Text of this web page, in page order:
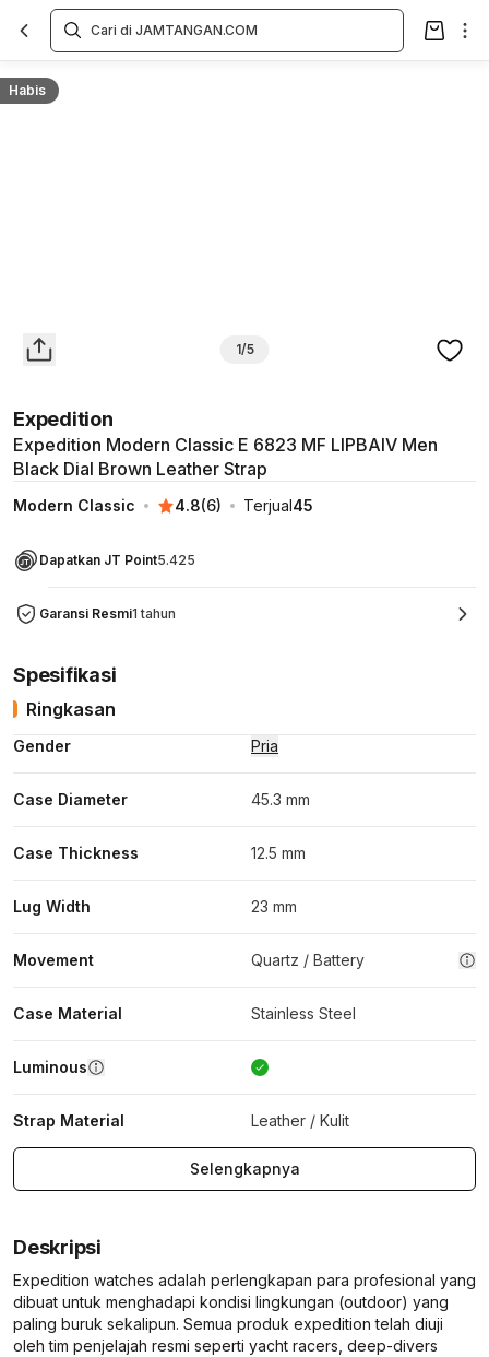
Habis
1/5
Expedition
Expedition Modern Classic E 6823 MF LIPBAIV Men
Black Dial Brown Leather Strap
Modern Classic 4.8(6) Terjual45
Dapatkan JT Point5.425
Garansi Resmi1 tahun
Overview
Spesifikasi
Ringkasan
Gender Pria
Case Diameter 45.3 mm
Case Thickness 12.5 mm
Lug Width 23 mm
Movement Quartz / Battery
Case Material Stainless Steel
Luminous
Strap Material Leather / Kulit
Selengkapnya
Deskripsi
Expedition watches adalah perlengkapan para profesional yang
dibuat untuk menghadapi kondisi lingkungan (outdoor) yang
paling buruk sekalipun. Semua produk expedition telah diuji
oleh tim penjelajah resmi seperti yacht racers, deep-divers